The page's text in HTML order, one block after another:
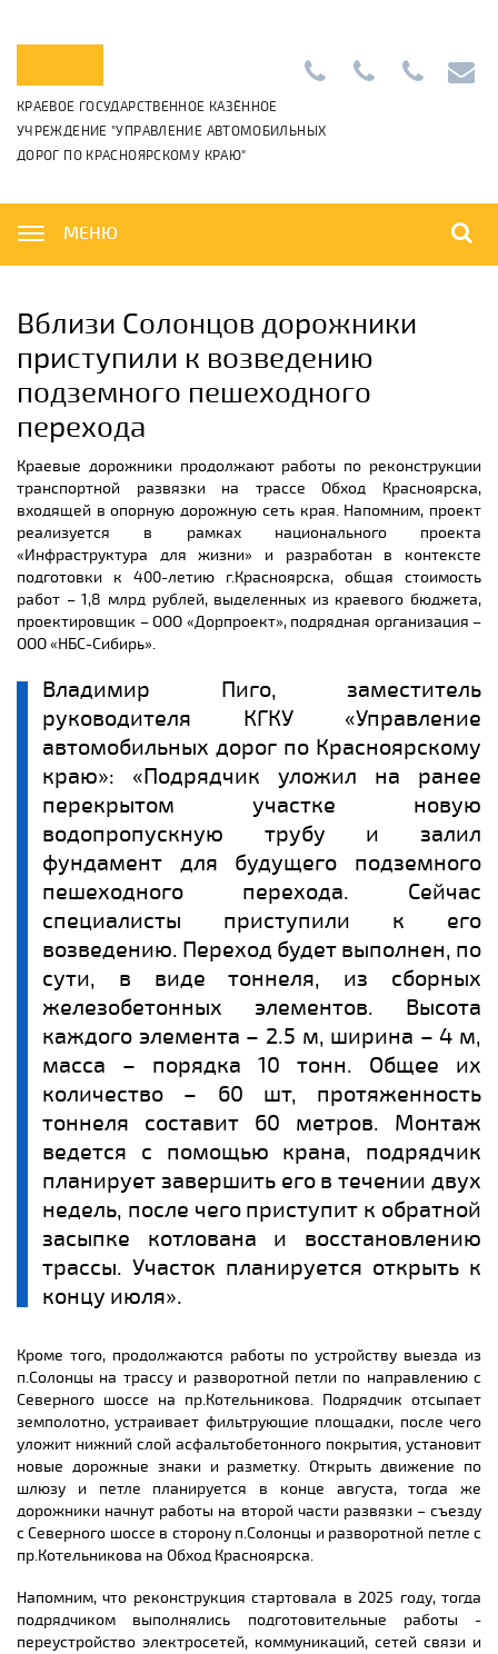
КРАЕВОЕ ГОСУДАРСТВЕННОЕ КАЗЁННОЕ
УЧРЕЖДЕНИЕ "УПРАВЛЕНИЕ АВТОМОБИЛЬНЫХ
ДОРОГ ПО КРАСНОЯРСКОМУ КРАЮ"
+7
42-
01
42-
МЕНЮ
Вблизи Солонцов дорожники
приступили к возведению
подземного пешеходного
перехода
Краевые дорожники продолжают работы по реконструкции
транспортной развязки на трассе Обход Красноярска,
входящей в опорную дорожную сеть края. Напомним, проект
реализуется в рамках национального проекта
«Инфраструктура для жизни» и разработан в контексте
подготовки к 400-летию г.Красноярска, общая стоимость
работ – 1,8 млрд рублей, выделенных из краевого бюджета,
проектировщик – ООО «Дорпроект», подрядная организация –
ООО «НБС-Сибирь».
Владимир Пиго, заместитель
руководителя КГКУ «Управление
автомобильных дорог по Красноярскому
краю»: «Подрядчик уложил на ранее
перекрытом участке новую
водопропускную трубу и залил
фундамент для будущего подземного
пешеходного перехода. Сейчас
специалисты приступили к его
возведению. Переход будет выполнен, по
сути, в виде тоннеля, из сборных
железобетонных элементов. Высота
каждого элемента – 2.5 м, ширина – 4 м,
масса – порядка 10 тонн. Общее их
количество – 60 шт, протяженность
тоннеля составит 60 метров. Монтаж
ведется с помощью крана, подрядчик
планирует завершить его в течении двух
недель, после чего приступит к обратной
засыпке котлована и восстановлению
трассы. Участок планируется открыть к
концу июля».
Кроме того, продолжаются работы по устройству выезда из
п.Солонцы на трассу и разворотной петли по направлению с
Северного шоссе на пр.Котельникова. Подрядчик отсыпает
земполотно, устраивает фильтрующие площадки, после чего
уложит нижний слой асфальтобетонного покрытия, установит
новые дорожные знаки и разметку. Открыть движение по
шлюзу и петле планируется в конце августа, тогда же
дорожники начнут работы на второй части развязки – съезду
с Северного шоссе в сторону п.Солонцы и разворотной петле с
пр.Котельникова на Обход Красноярска.
Напомним, что реконструкция стартовала в 2025 году, тогда
подрядчиком выполнялись подготовительные работы -
переустройство электросетей, коммуникаций, сетей связи и